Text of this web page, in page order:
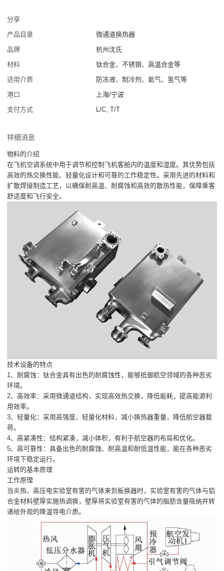
分享
产品目录
微通道换热器
品牌
杭州沈氏
材料
钛合金、不锈钢、高温合金等
适用介质
防冻液、制冷剂、氦气、氢气等
港口
上海/宁波
支付方式
L/C, T/T
祥细消息
物料的介绍
在飞机空调系统中用于调节和控制飞机客舱内的温度和湿度。其优势包括
高效的热交换性能、轻量化设计和可靠的工作稳定性。采用先进的材料和
扩散焊接制造工艺，以确保耐高温、耐腐蚀和高效的散热性能，保障乘客
舒适度和飞行安全。
技术设备的特点
1、耐腐蚀：钛合金具有出色的耐腐蚀性，能够抵御航空领域的各种恶劣
环境。
2、高效率：采用微通道结构，实现高效热交换，降低能耗，提高能源利
用效率。
3、轻量化：采用高强度、轻量化材料，减小换热器重量，降低航空器载
荷。
4、高紧凑性：结构紧凑，减小体积，有利于航空器的布局和优化。
5、高可靠性：具备出色的耐腐蚀、耐高温和耐低温性能，能在各种恶劣
环境下稳定运行。
运转的基本原理
工作原理
当炎热、高压电实验室有害的气体来到板换器时，实验室有害的气体与铝
合金材料壁厚实施热调换，壁厚将实验室有害的气体的脂肪含量吸纳并转
递给外观的降温导电介质。